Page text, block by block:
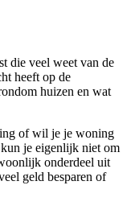
die veel weet van de
heeft op de
huizen en wat
of wil je je woning
je eigenlijk niet om
onderdeel uit
geld besparen of